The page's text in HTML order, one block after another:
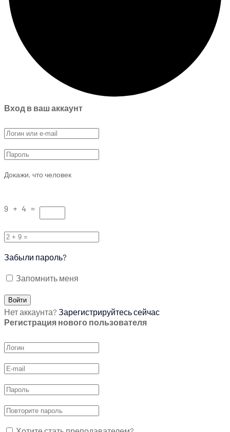
Вход в ваш аккаунт
Докажи, что человек
9 + 4 =
Забыли пароль?
Запомнить меня
Нет аккаунта? Зарегистрируйтесь сейчас
Регистрация нового пользователя